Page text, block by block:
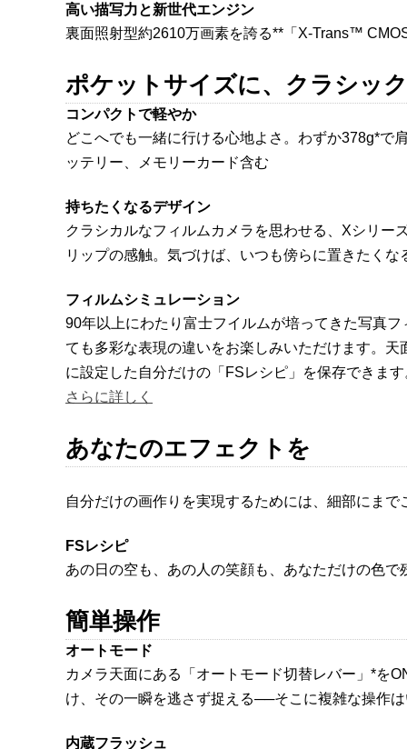
高い描写力と新世代エンジン
裏面照射型約2610万画素を誇る**「X-Trans™
ポケットサイズに、クラシッ
コンパクトで軽やか
どこへでも一緒に行ける心地よさ。わずか378g*で
ッテリー、メモリーカード含む
持ちたくなるデザイン
クラシカルなフィルムカメラを思わせる、Xシリー
リップの感触。気づけば、いつも傍らに置きたく
フィルムシミュレーション
90年以上にわたり富士フイルムが培ってきた写真
ても多彩な表現の違いをお楽しみいただけます。
に設定した自分だけの「FSレシピ」を保存できます
さらに詳しく
あなたのエフェクトを
自分だけの画作りを実現するためには、細部にま
FSレシピ
あの日の空も、あの人の笑顔も、あなただけの色
簡単操作
オートモード
カメラ天面にある「オートモード切替レバー」*を
け、その一瞬を逃さず捉える──そこに複雑な操作
内蔵フラッシュ